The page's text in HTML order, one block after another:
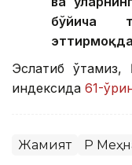
бўйича
Эслатиб ўтамиз,
индексида 61-
Жамият ҚР